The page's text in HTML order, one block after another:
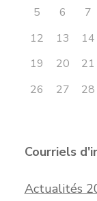
5
6 7
12
13 14
19
20 21
26
27 28
Courriels
Actualités